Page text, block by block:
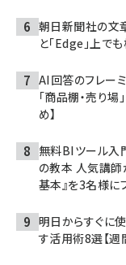
朝日新聞社の文
と「Edge」上で
AI回答のフレーミ
「商品棚・売り
め】
無料BIツール入
の教本 人気講師
基本』を3名様に
明日からすぐに
す活用術8選【週